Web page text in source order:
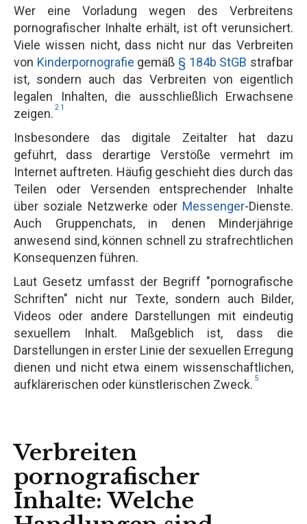
Wer eine Vorladung wegen des Verbreitens
pornografischer Inhalte erhält, ist oft verunsichert.
Viele wissen nicht, dass nicht nur das Verbreiten
von Kinderpornografie gemäß § 184b StGB strafbar
ist, sondern auch das Verbreiten von eigentlich
legalen Inhalten, die ausschließlich Erwachsene
zeigen. 2 1
Insbesondere das digitale Zeitalter hat dazu
geführt, dass derartige Verstöße vermehrt im
Internet auftreten. Häufig geschieht dies durch das
Teilen oder Versenden entsprechender Inhalte
über soziale Netzwerke oder Messenger-Dienste.
Auch Gruppenchats, in denen Minderjährige
anwesend sind, können schnell zu strafrechtlichen
Konsequenzen führen.
Laut Gesetz umfasst der Begriff "pornografische
Schriften" nicht nur Texte, sondern auch Bilder,
Videos oder andere Darstellungen mit eindeutig
sexuellem Inhalt. Maßgeblich ist, dass die
Darstellungen in erster Linie der sexuellen Erregung
dienen und nicht etwa einem wissenschaftlichen,
aufklärerischen oder künstlerischen Zweck. 5
Verbreiten
pornografischer
Inhalte: Welche